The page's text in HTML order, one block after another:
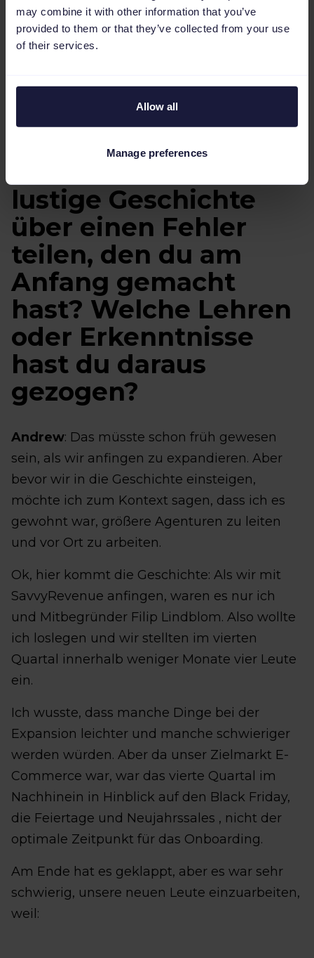
may combine it with other information that you’ve
provided to them or that they’ve collected from your use
of their services.
Allow all
Manage preferences
Schwierigkeiten, mit denen viele Digital
Native Brands konfrontiert sind. Einfach
ausgedrückt: Wir ermöglichen es unseren
lustige Geschichte
über einen Fehler
teilen, den du am
Anfang gemacht
hast? Welche Lehren
oder Erkenntnisse
hast du daraus
gezogen?
Andrew: Das müsste schon früh gewesen
sein, als wir anfingen zu expandieren. Aber
bevor wir in die Geschichte einsteigen,
möchte ich zum Kontext sagen, dass ich es
gewohnt war, größere Agenturen zu leiten
und vor Ort zu arbeiten.
Ok, hier kommt die Geschichte: Als wir mit
SavvyRevenue anfingen, waren es nur ich
und Mitbegründer Filip Lindblom. Also wollte
ich loslegen und wir stellten im vierten
Quartal innerhalb weniger Monate vier Leute
ein.
Ich wusste, dass manche Dinge bei der
Expansion leichter und manche schwieriger
werden würden. Aber da unser Zielmarkt E-
Commerce war, war das vierte Quartal im
Nachhinein in Hinblick auf den Black Friday,
die Feiertage und Neujahrssales , nicht der
optimale Zeitpunkt für das Onboarding.
Am Ende hat es geklappt, aber es war sehr
schwierig, unsere neuen Leute einzuarbeiten,
weil: